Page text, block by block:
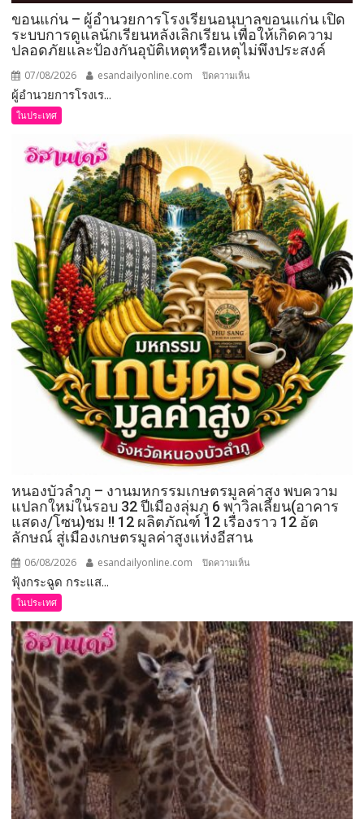
ขอนแก่น – ผู้อำนวยการโรงเรียนอนุบาลขอนแก่น เปิด
ระบบการดูแลนักเรียนหลังเลิกเรียน เพื่อให้เกิดความ
ปลอดภัยและป้องกันอุบัติเหตุหรือเหตุไม่พึงประสงค์
07/08/2026 esandailyonline.com ปิดความเห็น
การ
โรงเรียน
อนุบาล
ขอนแก่น
เปิด
ระบบ
การ
ดูแล
นักเรียน
หลัง
เลิก
เรียน
เพื่อ
ให้
เกิด
ความ
ปลอดภัย
ป้องกัน
อุบัติเหตุ
หรือ
เหตุ
ผู้อำนวยการโรงเร...
ในประเทศ
หนองบัวลำภู – งานมหกรรมเกษตรมูลค่าสูง พบความ
แปลกใหม่ในรอบ 32 ปีเมืองลุ่มภู 6 พาวิลเลียน(อาคาร
แสดง/โซน)ชม !! 12 ผลิตภัณฑ์ 12 เรื่องราว 12 อัต
ลักษณ์ สู่เมืองเกษตรมูลค่าสูงแห่งอีสาน
06/08/2026 esandailyonline.com ปิดความเห็น
มหกรรม
เกษตร
มูลค่า
สูง
พบ
ความ
แปลก
ใหม่
ใน
รอบ
32
ฟุ้งกระฉูด กระแส...
ในประเทศ